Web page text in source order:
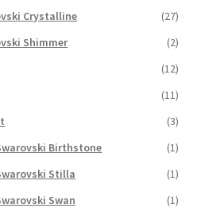
Crystalline
(27)
Shimmer
(2)
(12)
(11)
(3)
Birthstone
(1)
Stilla
(1)
Swan
(1)